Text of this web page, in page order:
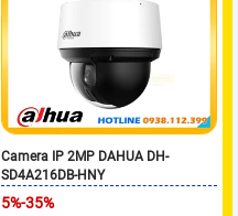
Camera IP 2MP DAHUA DH-
SD4A216DB-HNY
5%-35%